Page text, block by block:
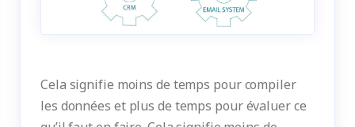
Cela signifie moins de temps pour compiler
les données et plus de temps pour évaluer ce